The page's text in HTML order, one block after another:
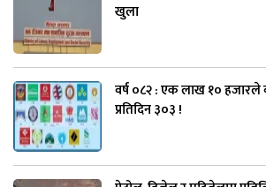
खुला
वर्ष ०८२ : एक लाख १०
प्रतिदिन ३०३ !